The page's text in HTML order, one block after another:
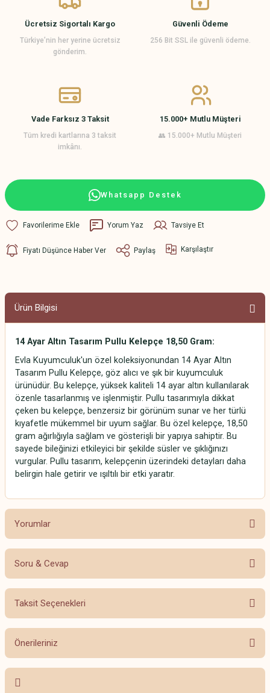
Ücretsiz Sigortalı Kargo
Türkiye’nin her yerine ücretsiz
gönderim.
Güvenli Ödeme
256 Bit SSL ile güvenli ödeme.
Vade Farksız 3 Taksit
Tüm kredi kartlarına 3 taksit
imkânı.
15.000+ Mutlu Müşteri
👥 15.000+ Mutlu Müşteri
Whatsapp Destek
Yorum Yaz Tavsiye Et
Fiyatı Düşünce Haber Ver Paylaş Karşılaştır
Ürün Bilgisi
14 Ayar Altın Tasarım Pullu Kelepçe 18,50 Gram:
Evla Kuyumculuk'un özel koleksiyonundan 14 Ayar Altın
Tasarım Pullu Kelepçe, göz alıcı ve şık bir kuyumculuk
ürünüdür. Bu kelepçe, yüksek kaliteli 14 ayar altın kullanılarak
özenle tasarlanmış ve işlenmiştir. Pullu tasarımıyla dikkat
çeken bu kelepçe, benzersiz bir görünüm sunar ve her türlü
kıyafetle mükemmel bir uyum sağlar. Bu özel kelepçe, 18,50
gram ağırlığıyla sağlam ve gösterişli bir yapıya sahiptir. Bu
sayede bileğinizi etkileyici bir şekilde süsler ve şıklığınızı
vurgular. Pullu tasarım, kelepçenin üzerindeki detayları daha
belirgin hale getirir ve ışıltılı bir etki yaratır.
Yorumlar
Bu ürüne ilk yorumu siz yapın!
Soru & Cevap
Ürün hakkında henüz soru sorulmamış.
Taksit Seçenekleri
Önerileriniz
Bu ürünün fiyat bilgisi, resim, ürün açıklamalarında ve diğer konularda
yetersiz gördüğünüz noktaları öneri formunu kullanarak tarafımıza